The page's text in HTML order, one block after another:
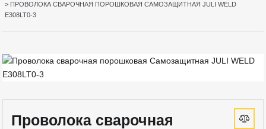
> ПРОВОЛОКА СВАРОЧНАЯ ПОРОШКОВАЯ САМОЗАЩИТНАЯ JULI WELD
E308LT0-3
Проволока сварочная